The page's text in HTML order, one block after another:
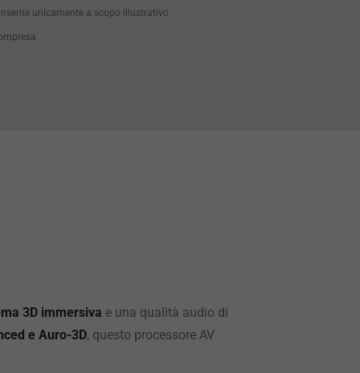
unicamente a scopo illustrativo
3D immersiva e una qualità audio di
e Auro-3D, questo processore AV